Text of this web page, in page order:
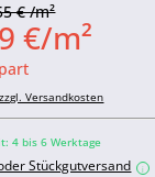
€ /m²
€/m²
zzgl. Versandkosten
4 bis 6 Werktage
Stückgutversand i